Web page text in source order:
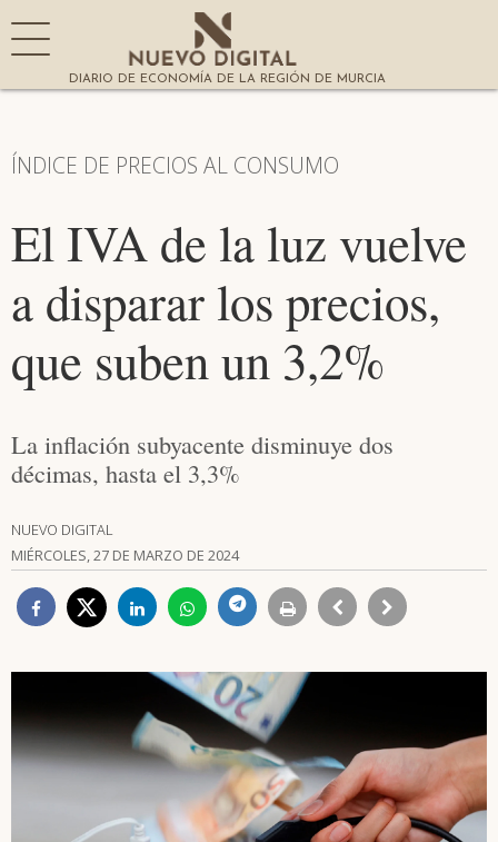
DIARIO DE ECONOMÍA DE LA REGIÓN DE MURCIA
ÍNDICE DE PRECIOS AL CONSUMO
El IVA de la luz vuelve
a disparar los precios,
que suben un 3,2%
La inflación subyacente disminuye dos
décimas, hasta el 3,3%
NUEVO DIGITAL
MIÉRCOLES, 27 DE MARZO DE 2024